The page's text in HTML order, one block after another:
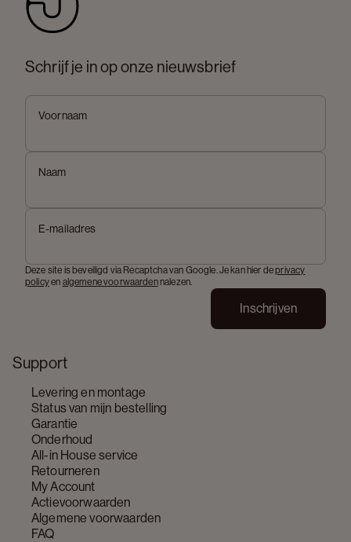
Support
Levering en montage
Status van mijn bestelling
Garantie
Onderhoud
All-in House service
Retourneren
My Account
Actievoorwaarden
Algemene voorwaarden
FAQ
Schrijf je in op onze nieuwsbrief
Voornaam
Naam
E-mailadres
Deze site is beveiligd via Recaptcha van Google. Je kan hier deprivacy
policyen algemene voorwaardennalezen.
Inschrijven